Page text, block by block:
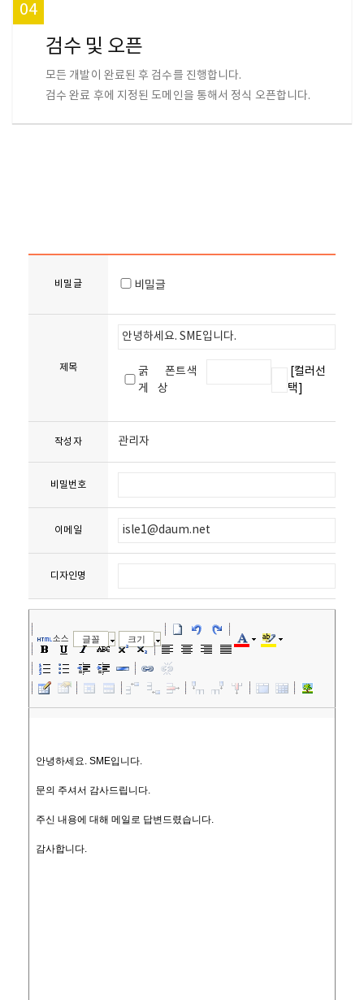
04
검수 및 오픈
모든 개발이 완료된 후 검수를 진행합니다.
검수 완료 후에 지정된 도메인을 통해서 정식 오픈합니다.
비밀글 비밀글
제목
굵
게
폰트색
상
[컬러선
택]
작성자 관리자
비밀번호
이메일
디자인명
소스 글꼴 크기